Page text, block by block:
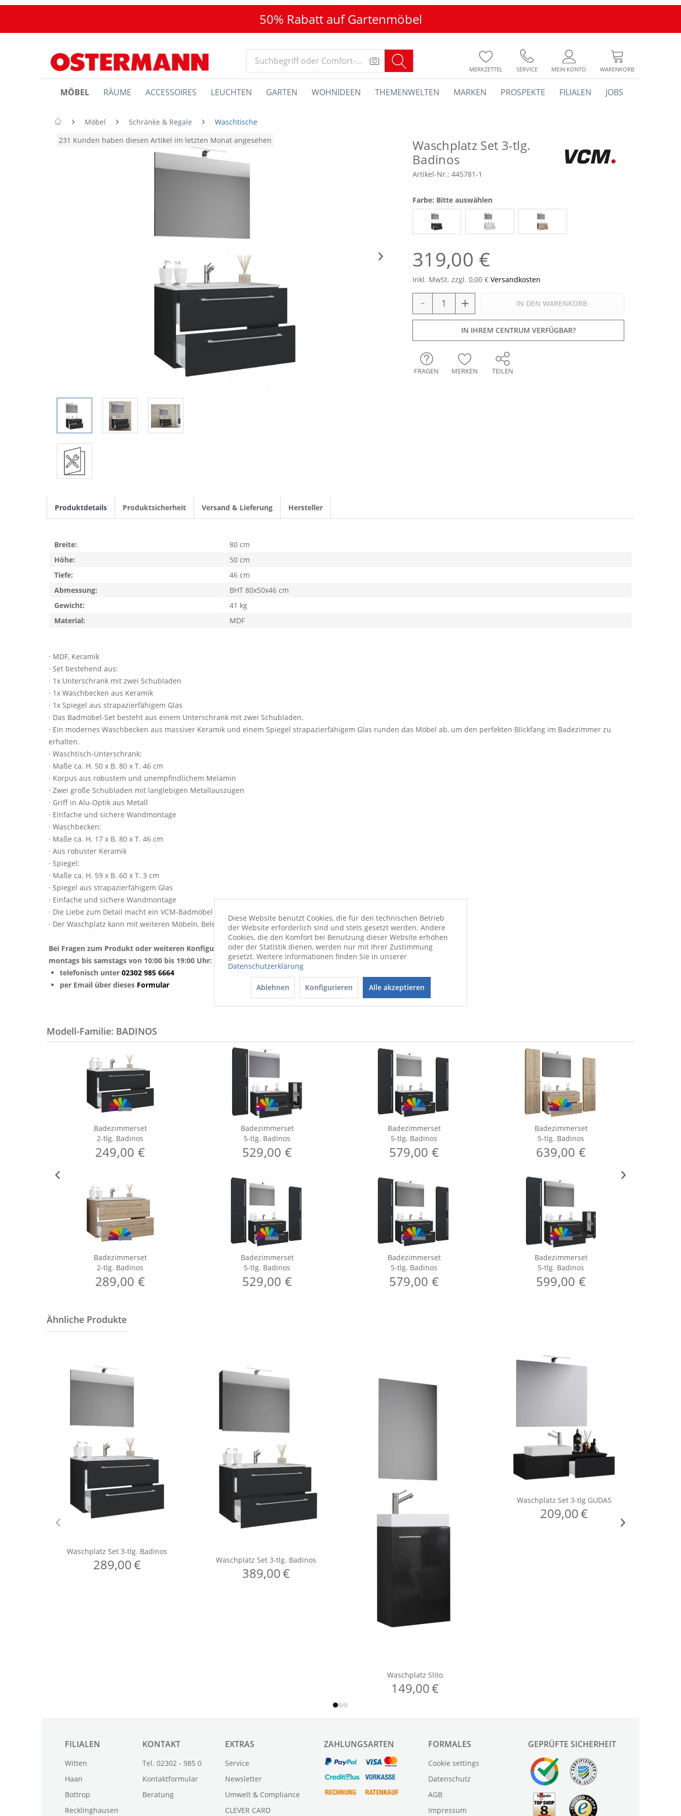
50% Rabatt auf Gartenmöbel
MERKZETTEL SERVICE MEIN KONTO WARENKORB
MÖBEL RÄUME ACCESSOIRES LEUCHTEN GARTEN WOHNIDEEN THEMENWELTEN MARKEN PROSPEKTE FILIALEN JOBS
Möbel Schränke & Regale
Waschtische
231 Kunden haben diesen Artikel im letzten Monat angesehen
Waschplatz Set 3-tlg.
Badinos
Artikel-Nr.: 445781-1
319,00 €
Inkl. MwSt. zzgl. 0,00 € Versandkosten
Farbe: Bitte auswählen
- + IN DEN WARENKORB
IN IHREM CENTRUM VERFÜGBAR?
FRAGEN MERKEN TEILEN
Produktdetails Produktsicherheit Versand & Lieferung Hersteller
· MDF, Keramik
· Set bestehend aus:
· 1x Unterschrank mit zwei Schubladen
· 1x Waschbecken aus Keramik
· 1x Spiegel aus strapazierfähigem Glas
· Das Badmöbel-Set besteht aus einem Unterschrank mit zwei Schubladen.
· Ein modernes Waschbecken aus massiver Keramik und einem Spiegel strapazierfähigem Glas runden das Möbel ab, um den perfekten Blickfang im Badezimmer zu
erhalten.
· Waschtisch-Unterschrank:
· Maße ca. H. 50 x B. 80 x T. 46 cm
· Korpus aus robustem und unempfindlichem Melamin
· Zwei große Schubladen mit langlebigen Metallauszügen
· Griff in Alu-Optik aus Metall
· Einfache und sichere Wandmontage
· Waschbecken:
· Maße ca. H. 17 x B. 80 x T. 46 cm
· Aus robuster Keramik
· Spiegel:
· Maße ca. H. 59 x B. 60 x T. 3 cm
· Spiegel aus strapazierfähigem Glas
· Einfache und sichere Wandmontage
· Die Liebe zum Detail macht ein VCM-Badmöbel zu etwas ganz Besonderem.
· Der Waschplatz kann mit weiteren Möbeln, Beleuchtung und Zubehör aus der Serie “VCM VCB“ kombiniert werden.
Bei Fragen zum Produkt oder weiteren Konfigurationswünschen beraten wir Sie gerne
montags bis samstags von 10:00 bis 19:00 Uhr:
telefonisch unter 02302 985 6664
per Email über dieses Formular
Breite:
80 cm
Höhe:
50 cm
Tiefe:
46 cm
Abmessung:
BHT 80x50x46 cm
Gewicht:
41 kg
Material:
MDF
Modell-Familie: BADINOS
Badezimmerset
2-tlg. Badinos
249,00 €
Badezimmerset
2-tlg. Badinos
289,00 €
Badezimmerset
5-tlg. Badinos
529,00 €
Badezimmerset
5-tlg. Badinos
529,00 €
Badezimmerset
5-tlg. Badinos
579,00 €
Badezimmerset
5-tlg. Badinos
579,00 €
Badezimmerset
5-tlg. Badinos
639,00 €
Badezimmerset
5-tlg. Badinos
599,00 €
FILIALEN
Witten
Haan
Bottrop
Recklinghausen
KONTAKT
Tel. 02302 - 985 0
Kontaktformular
Beratung
EXTRAS
Service
Newsletter
Umwelt & Compliance
CLEVER CARD
ZAHLUNGSARTEN FORMALES
Cookie settings
Datenschutz
AGB
Impressum
GEPRÜFTE SICHERHEIT
Diese Website benutzt Cookies, die für den technischen Betrieb
der Website erforderlich sind und stets gesetzt werden. Andere
Cookies, die den Komfort bei Benutzung dieser Website erhöhen
oder der Statistik dienen, werden nur mit Ihrer Zustimmung
gesetzt. Weitere Informationen finden Sie in unserer
Datenschutzerklärung
Ablehnen Konfigurieren Alle akzeptieren